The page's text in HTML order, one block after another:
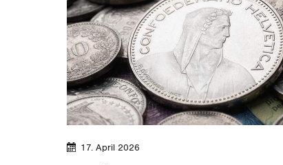
17. April 2026